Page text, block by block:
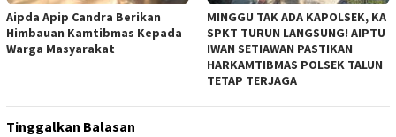
Aipda Apip Candra Berikan
Himbauan Kamtibmas Kepada
Warga Masyarakat
MINGGU TAK ADA KAPOLSEK, KA
SPKT TURUN LANGSUNG! AIPTU
IWAN SETIAWAN PASTIKAN
HARKAMTIBMAS POLSEK TALUN
TETAP TERJAGA
Tinggalkan Balasan